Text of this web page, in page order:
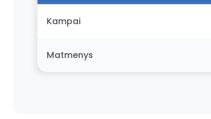
Kampai
Matmenys